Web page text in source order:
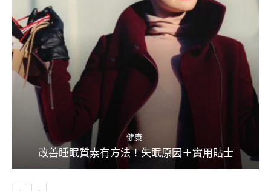
健康
改善睡眠質素有方法！失眠原因＋實用貼士